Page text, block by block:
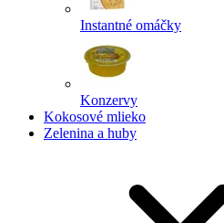
Instantné omáčky
Konzervy
Kokosové mlieko
Zelenina a huby